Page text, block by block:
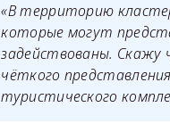
«В территорию
которые могут
задействованы. Скажу
чёткого
туристического